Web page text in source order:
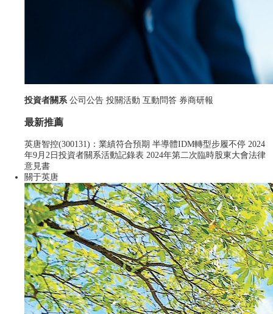
投資者關系 公司公告 投關活動 互動問答 券商研報
最新推薦
英唐智控(300131)：業績符合預期 半導體IDM轉型步履不停 2024
年9月2日投資者關系活動記錄表 2024年第二次臨時股東大會法律
意見書
關于英唐
2025-01-13
車載投影新趨勢：LBS方案助力智駕升級
一、車載投影新趨勢亮相CES展，有望助推市場規模顯著提升
隨著汽車智能化飛速發展，提升行車安全與駕駛體驗成為行業
追求。2025年1月7日至10日，國際消費電子展CES 2025在美國
拉斯維加斯盛大舉行。在CES 2025上，汽車產業鏈制造商們紛
紛把智能駕駛及車載顯示能力作為核心賣點，行業上下游也緊密
圍繞相關領域展開布局。圖1：車內投影顯示-CES展海信展臺圖
2：動態迎賓燈顯示-CES展海...
了解更多